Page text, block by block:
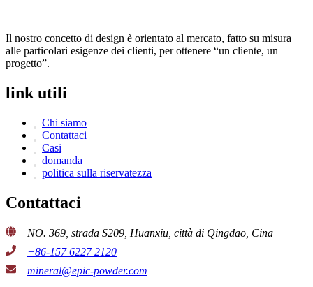
Il nostro concetto di design è orientato al mercato, fatto su misura
alle particolari esigenze dei clienti, per ottenere “un cliente, un
progetto”.
link utili
Chi siamo
Contattaci
Casi
domanda
politica sulla riservatezza
Contattaci
NO. 369, strada S209, Huanxiu, città di Qingdao, Cina
+86-157 6227 2120
mineral@epic-powder.com